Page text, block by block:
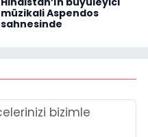
müzikali Aspendos
sahnesinde